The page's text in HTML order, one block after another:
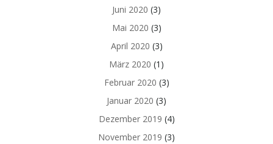
Juni 2020 (3)
Mai 2020 (3)
April 2020 (3)
März 2020 (1)
Februar 2020 (3)
Januar 2020 (3)
Dezember 2019 (4)
November 2019 (3)